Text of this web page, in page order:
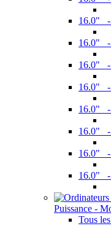
16.0"
16.0" -
16.0" -
16.0"
16.0" -
16.0"
16.0" -
16.0"
Puissance -
Tous